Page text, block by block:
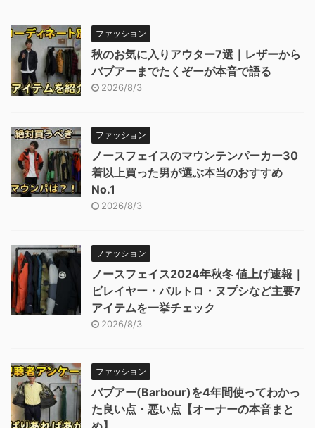
ファッション
秋のお気に入りアウター7選｜レザーから
バブアーまでたくぞーが本音で語る
2026/8/3
ファッション
ノースフェイスのマウンテンパーカー30
着以上買った男が選ぶ本当のおすすめ
No.1
2026/8/3
ファッション
ノースフェイス2024年秋冬 値上げ速報｜
ビレイヤー・バルトロ・ヌプシなど主要7
アイテムを一挙チェック
2026/8/3
ファッション
バブアー(Barbour)を4年間使ってわかっ
た良い点・悪い点【オーナーの本音まと